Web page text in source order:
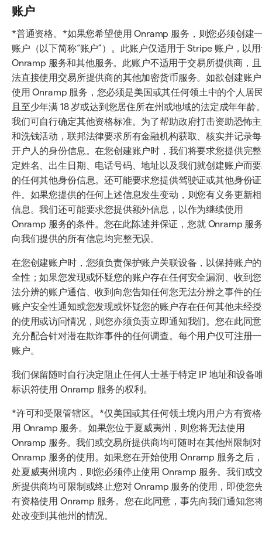
账户
*普通资格。*如果您希望使用 Onramp 服务，则您必须创建
账户（以下简称“账户”）。此账户仅适用于 Stripe 账户，以
Onramp 服务和其他服务。此账户不适用于交易所提供商，
法直接使用交易所提供商的其他加密货币服务。如欲创建账
使用 Onramp 服务，您必须是美国或其任何领土中的个人居
且至少年满 18 岁或达到您居住所在州或地域的法定成年年龄
我们可自行确定其他资格标准。为了帮助政府打击资助恐怖
和洗钱活动，联邦法律要求所有金融机构获取、核实并记录
开户人的身份信息。在您创建账户时，我们将要求您提供完
定姓名、出生日期、电话号码、地址以及我们就创建账户而
的任何其他身份信息。还可能要求您提供驾驶证或其他身份证
件。如果您提供的任何上述信息发生变动，则您有义务更新
信息。我们还可能要求您提供额外信息，以作为继续使用
Onramp 服务的条件。您在此陈述并保证，您就 Onramp 服
向我们提供的所有信息均完整无误。
在您创建账户时，您须负责保护账户关联设备，以保持账户
全性；如果您发现或怀疑您的账户存在任何安全漏洞、收到
法分辨的账户通信、收到向您告知任何您无法分辨之事件的
账户安全性通知或您发现或怀疑您的账户存在任何其他未经
的使用或访问情况，则您亦须负责立即通知我们。您在此同
充分配合针对潜在欺诈事件的任何调查。每个用户仅可注册
账户。
我们保留随时自行决定阻止任何人士基于特定 IP 地址和设备
标识符使用 Onramp 服务的权利。
*许可和受限管辖区。*仅美国或其任何领土境内用户方有资
用 Onramp 服务。如果您位于夏威夷州，则您将无法使用
Onramp 服务。我们或交易所提供商均可随时在其他州限制对
Onramp 服务的使用。如果您在开始使用 Onramp 服务之后
处夏威夷州境内，则您必须停止使用 Onramp 服务。我们或
所提供商均可限制或终止您对 Onramp 服务的使用，即使您
有资格使用 Onramp 服务。您在此同意，事先向我们通知您
处改变到其他州的情况。